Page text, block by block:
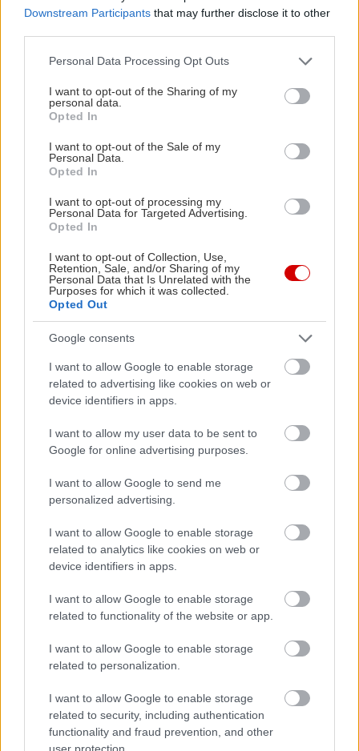
Downstream Participants that may further disclose it to other
Please note that this website/app uses one or more Google
not limited to your visit or usage behaviour. You may click to
grant or deny consent to Google and its third-party tags to
use your data for below specified purposes in below Google
consent section.
Personal Data Processing Opt Outs
I want to opt-out of the Sharing of my
personal data.
Opted In
I want to opt-out of the Sale of my
Personal Data.
Opted In
I want to opt-out of processing my
Personal Data for Targeted Advertising.
Opted In
I want to opt-out of Collection, Use,
Retention, Sale, and/or Sharing of my
Personal Data that Is Unrelated with the
Purposes for which it was collected.
Opted Out
Google consents
I want to allow Google to enable storage
related to advertising like cookies on web or
device identifiers in apps.
I want to allow my user data to be sent to
Google for online advertising purposes.
I want to allow Google to send me
personalized advertising.
I want to allow Google to enable storage
related to analytics like cookies on web or
device identifiers in apps.
I want to allow Google to enable storage
related to functionality of the website or app.
I want to allow Google to enable storage
related to personalization.
I want to allow Google to enable storage
related to security, including authentication
functionality and fraud prevention, and other
user protection.
16 χιλιόμετρα έξω από τη Ναύπακτο, ο Εύηνος
είναι ένα μοναδικής ομορφιάς ποτάμι, η διαδρομή
ράφτινγκ του οποίου διασχίζει ένα
φαντασμαγορικό φαράγγι, που την άνοιξη
βρίσκεται στα καλύτερά του. Η διαδρομή
εκτείνεται σε 9 υδάτινα χιλιόμετρα, και είναι
ιδανική για αρχάριους χωρίς αυτό να σημαίνει πως
δεν θα σου προσφέρει συγκινήσεις αν έχεις
ξανακάνει ράφτινγκ. Την κατάβαση με τις βάρκες
του ράφτινγκ διοργανώνει τοOutdoor Lab(κι έχει
μάλιστα δύο συναντήσεις την ημέρα, στις 10.00
και στις 13.30, γι’ αυτούς που αγαπούν να
κοιμούνται λίγο παραπάνω) με κόστος 40€ το
άτομο.
Για τη διαμονή σου, σχεδόν δίπλα στη βάση του,
σπιτάκια με τζάκι στα 180€ ανά διανυκτέρευση,
ενώ πολύ κοντά του οικονομικότερη επιλογή
είναι τοX-Dream Guesthouse .
Διαβάστε περισσότερα -
Η άνοιξη στη Ναύπακτο